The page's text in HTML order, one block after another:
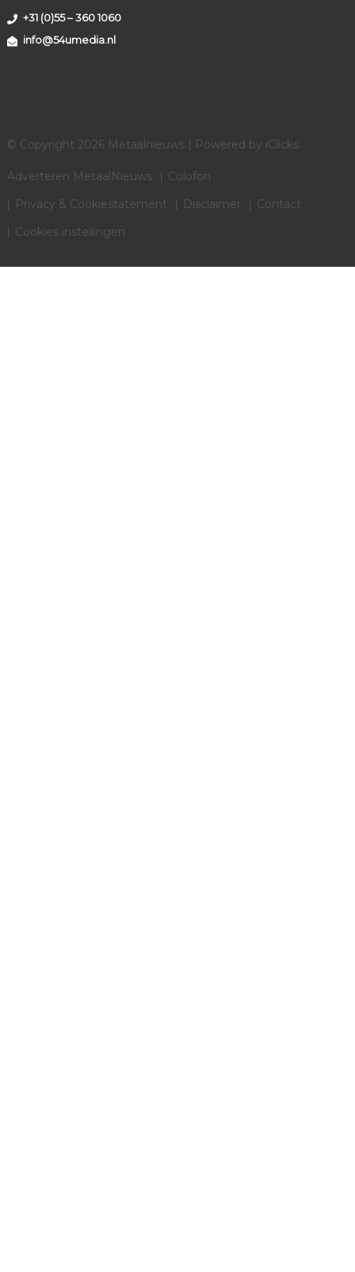
+31 (0)55 – 360 1060
info@54umedia.nl
© Copyright 2026 Metaalnieuws | Powered by iClicks
Adverteren MetaalNieuws
Colofon
Privacy & Cookiestatement
Disclaimer
Contact
Cookies instellingen